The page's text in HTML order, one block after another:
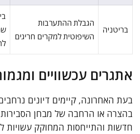
בריטניה
הגבלת ההתערבות
השיפוטית למקרים חריגים
אתגרים עכשוויים
בעת האחרונה, קיימים דיונים
בהצרה או הרחבה של מבחן
חדשות והתייחסות המחוקק עשויות